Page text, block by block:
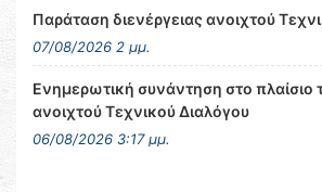
Παράταση διενέργειας ανοιχτού
07/08/2026 2 μμ.
Ενημερωτική συνάντηση στο πλαίσιο
ανοιχτού Τεχνικού Διαλόγου
06/08/2026 3:17 μμ.